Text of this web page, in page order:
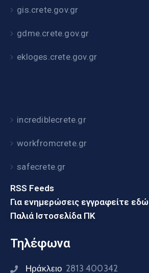
gis.crete.gov.gr
gdme.crete.gov.gr
ekloges.crete.gov.gr
incrediblecrete.gr
workfromcrete.gr
safecrete.gr
RSS Feeds
Για ενημερώσεις εγγραφείτε εδώ
Παλιά Ιστοσελίδα ΠΚ
Τηλέφωνα
Ηράκλειο 2813 400342